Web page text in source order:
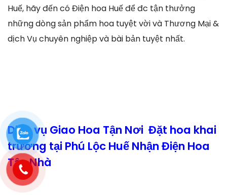
Huế, hãy đến có Điện hoa Huế để đc tận thưởng
những dòng sản phẩm hoa tuyệt vời và Thương Mại &
dịch Vụ chuyên nghiệp và bài bản tuyệt nhất.
Dịch vụ Giao Hoa Tận Nơi Đặt hoa khai
trương tại Phú Lộc Huế Nhận Điện Hoa
Tận Nhà